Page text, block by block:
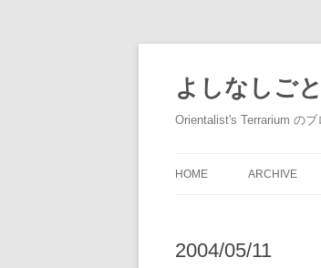
テ
ン
ツ
へ
ス
よしなしごと
Orientalist's Terrarium のブ
HOME ARCHIVE
2004/05/11